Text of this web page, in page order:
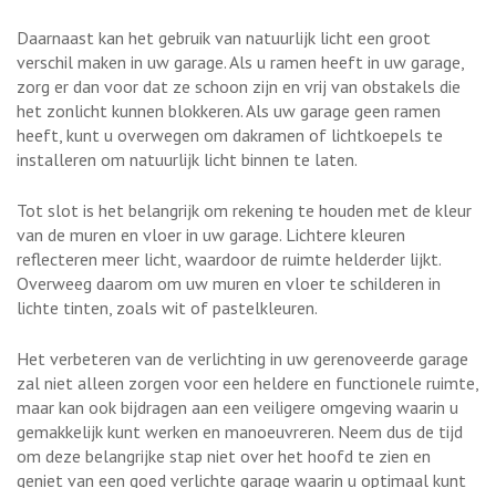
Daarnaast kan het gebruik van natuurlijk licht een groot
verschil maken in uw garage. Als u ramen heeft in uw garage,
zorg er dan voor dat ze schoon zijn en vrij van obstakels die
het zonlicht kunnen blokkeren. Als uw garage geen ramen
heeft, kunt u overwegen om dakramen of lichtkoepels te
installeren om natuurlijk licht binnen te laten.
Tot slot is het belangrijk om rekening te houden met de kleur
van de muren en vloer in uw garage. Lichtere kleuren
reflecteren meer licht, waardoor de ruimte helderder lijkt.
Overweeg daarom om uw muren en vloer te schilderen in
lichte tinten, zoals wit of pastelkleuren.
Het verbeteren van de verlichting in uw gerenoveerde garage
zal niet alleen zorgen voor een heldere en functionele ruimte,
maar kan ook bijdragen aan een veiligere omgeving waarin u
gemakkelijk kunt werken en manoeuvreren. Neem dus de tijd
om deze belangrijke stap niet over het hoofd te zien en
geniet van een goed verlichte garage waarin u optimaal kunt